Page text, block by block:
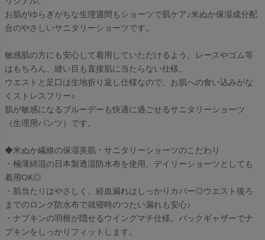
お肌がゆらぎがちな生理週間もショーツで肌ケア♪米ぬか保湿成分配
合のやさしいサニタリーショーツです。
敏感肌の方にも安心して着用していただけるよう、レースやゴム等
はもちろん、縫い目も直接肌に当たらない仕様。
ウエストと足口は生地折り返し仕様なので、お肌への食い込みがな
くストレスフリー♪
肌が敏感になるブルーデーも快適に過ごせるサニタリーショーツ
（生理用パンツ）です。
◆米ぬか繊維の保湿美肌・サニタリーショーツのこだわり
・極薄綿混の日本製透湿防水布を使用。デイリーショーツとしても
着用OK◎
・肌当たりはやさしく、経血漏れはしっかりカバー◎ウエスト後ろ
までのロング防水布で就寝時のつたい漏れも安心♪
・ナプキンの羽根が隠せるウイングマチ仕様。バックギャザーでナ
プキンをしっかりフィットします。